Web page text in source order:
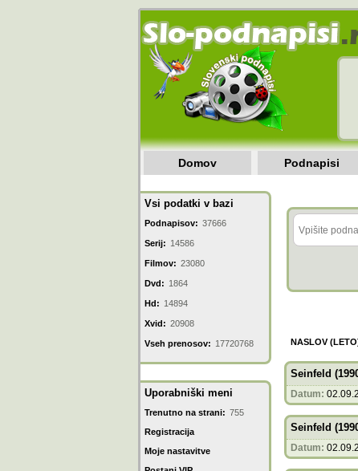
Domov Podnapisi
Vsi podatki v bazi
Podnapisov: 37666
Serij: 14586
Filmov: 23080
Dvd: 1864
Hd: 14894
Xvid: 20908
Vseh prenosov: 17720768
Uporabniški meni
Trenutno na strani: 755
Registracija
Moje nastavitve
NASLOV
Seinfeld
Datum:
Seinfeld
Datum: